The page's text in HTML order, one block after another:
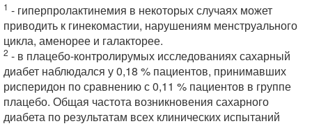
1 - гиперпролактинемия в некоторых случаях может
приводить к гинекомастии, нарушениям менструального
цикла, аменорее и галакторее.
2 - в плацебо-контролирумых исследованиях сахарный
диабет наблюдался у 0,18 % пациентов, принимавших
рисперидон по сравнению с 0,11 % пациентов в группе
плацебо. Общая частота возникновения сахарного
диабета по результатам всех клинических испытаний